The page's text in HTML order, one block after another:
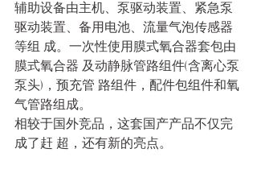
辅助设备由主机、泵驱动装置、紧急泵
驱动装置、备用电池、流量气泡传感器
等组 成。一次性使用膜式氧合器套包由
膜式氧合器 及动静脉管路组件(含离心泵
泵头)，预充管 路组件，配件包组件和氧
气管路组成。
相较于国外竞品，这套国产产品不仅完
成了赶 超，还有新的亮点。